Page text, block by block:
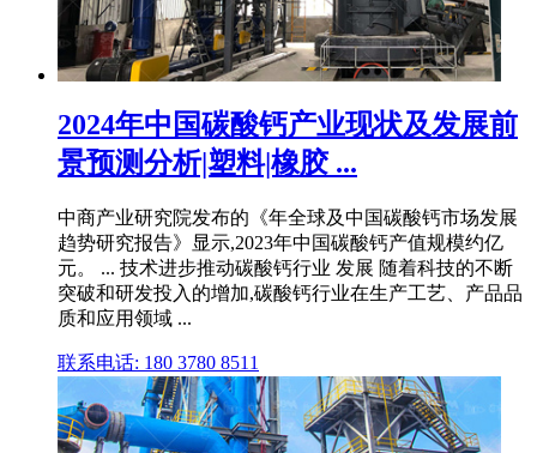
2024年中国碳酸钙产业现状及发展前
景预测分析|塑料|橡胶 ...
中商产业研究院发布的《年全球及中国碳酸钙市场发展
趋势研究报告》显示,2023年中国碳酸钙产值规模约亿
元。 ... 技术进步推动碳酸钙行业 发展 随着科技的不断
突破和研发投入的增加,碳酸钙行业在生产工艺、产品品
质和应用领域 ...
联系电话: 180 3780 8511